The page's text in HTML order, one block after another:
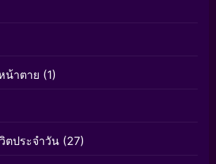
น้าตาย (1)
ตประจำวัน (27)